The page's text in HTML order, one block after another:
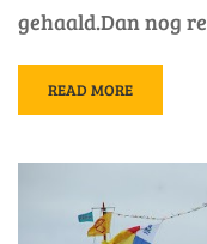
gehaald.Dan nog
READ
MORE
SINTERKLAAS
READ MORE